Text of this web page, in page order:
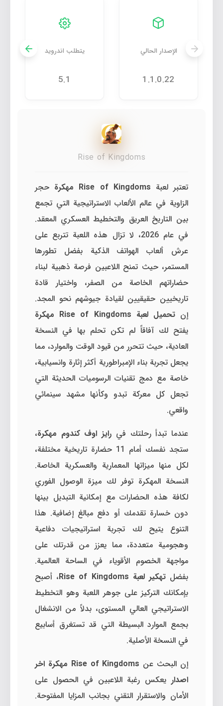
الإصدار الحالي
1.1.0.22
يتطلب اندرويد
5.1
Rise of Kingdoms
تعتبر لعبة Rise of Kingdoms مهكرة
حجر
الزاوية في عالم الألعاب الاستراتيجية التي تجمع
بين التاريخ العريق والتخطيط العسكري المعقد.
في عام 2026، لا تزال هذه اللعبة تتربع على
عرش ألعاب الهواتف الذكية بفضل تطورها
المستمر، حيث تمنح اللاعبين فرصة ذهبية لبناء
حضاراتهم الخاصة من الصفر، واختيار قادة
تاريخيين حقيقيين لقيادة جيوشهم نحو المجد.
إنتحميل لعبة Rise of Kingdoms مهكرة
يفتح لك آفاقاً لم تكن تحلم بها في النسخة
العادية، حيث تتحرر من قيود الوقت والموارد، مما
يجعل تجربة بناء الإمبراطورية أكثر إثارة وانسيابية،
خاصة مع دمج تقنيات الرسوميات الحديثة التي
تجعل كل معركة تبدو وكأنها مشهد سينمائي
واقعي.
عندما تبدأ رحلتك في رايز اوف كندوم مهكرة،
ستجد نفسك أمام 11 حضارة تاريخية مختلفة،
لكل منها ميزاتها المعمارية والعسكرية الخاصة.
النسخة المهكرة توفر لك ميزة الوصول الفوري
لكافة هذه الحضارات مع إمكانية التبديل بينها
دون خسارة تقدمك أو دفع مبالغ إضافية. هذا
التنوع يتيح لك تجربة استراتيجيات دفاعية
وهجومية متعددة، مما يعزز من قدرتك على
مواجهة الخصوم الأقوياء في الساحة العالمية.
بفضلتهكير لعبة Rise of Kingdoms
، أصبح
بإمكانك التركيز على جوهر اللعبة وهو التخطيط
الاستراتيجي العالي المستوى، بدلاً من الانشغال
بجمع الموارد البسيطة التي قد تستغرق أسابيع
في النسخة الأصلية.
إن البحث عن
Rise of Kingdoms مهكرة اخر
اصدار يعكس رغبة اللاعبين في الحصول على
الأمان والاستقرار التقني بجانب المزايا المفتوحة.